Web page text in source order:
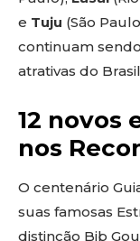
e Tuju (São
continuam
atrativas do
12 novos
nos
O centenário
suas famosas
distinção Bib